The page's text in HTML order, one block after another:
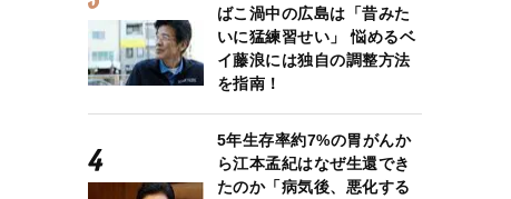
ばこ渦中の広島は「昔みた
いに猛練習せい」 悩めるベ
イ藤浪には独自の調整方法
を指南！
5年生存率約7%の胃がんか
ら江本孟紀はなぜ生還でき
たのか「病気後、悪化する